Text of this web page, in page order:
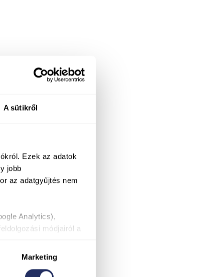
A sütikről
Ezek az adatok
jobb
az adatgyűjtés nem
Analytics),
módjairól a
Marketing